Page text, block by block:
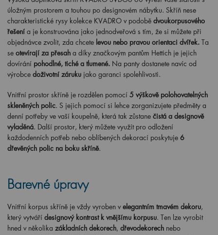
úložným prostorem a touhou po designovém nábytku. Skříň nese
charakteristické rysy kolekce KVADRO v podobě dvoukorpusového
řešení a je konstruována jako jednodveřová s tím, že si můžete při
objednávce zvolit, zda chcete levou nebo pravou orientaci dvířek. Ta
se otevírají za přesah a díky značkovým pantům Hettich je jejich
dovírání pohodlné, tiché a tlumené. Na panty dostanete navíc od
výrobce doživotní záruku jako garanci spolehlivosti.
Vnitřní prostor skříně je rozdělen pomocí 5 výškově polohovatelných
skleněných polic. S jejich pomocí si lehce zorganizujete předměty a
denní potřeby ve vaší koupelně, která tak zůstane čistá a designově
vyladěná. Další prostor, který můžete využít pro odložení
každodenních potřeb nebo oblíbených dekorací poskytuje 6
dřevěných polic na boku skříně.
Barevné úpravy
Vnitřní korpus skříně je vždy vyroben velegantním tmavém dekoru,
který vytváří designový kontrast k vnějšímu korpusu. Ten lze vyrobit
hned v několika základních dekorech, dřevodekorech nebo